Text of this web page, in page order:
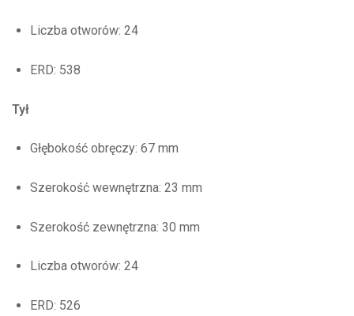
Liczba otworów: 24
ERD: 538
Tył
Głębokość obręczy: 67 mm
Szerokość wewnętrzna: 23 mm
Szerokość zewnętrzna: 30 mm
Liczba otworów: 24
ERD: 526